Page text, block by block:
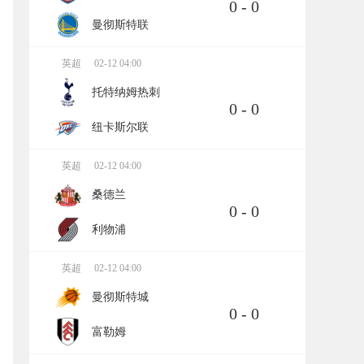
曼彻斯特联
0 - 0
英超 02-12 04:00
托特纳姆热刺
纽卡斯尔联
0 - 0
英超 02-12 04:00
桑德兰
利物浦
0 - 0
英超 02-12 04:00
曼彻斯特城
富勒姆
0 - 0